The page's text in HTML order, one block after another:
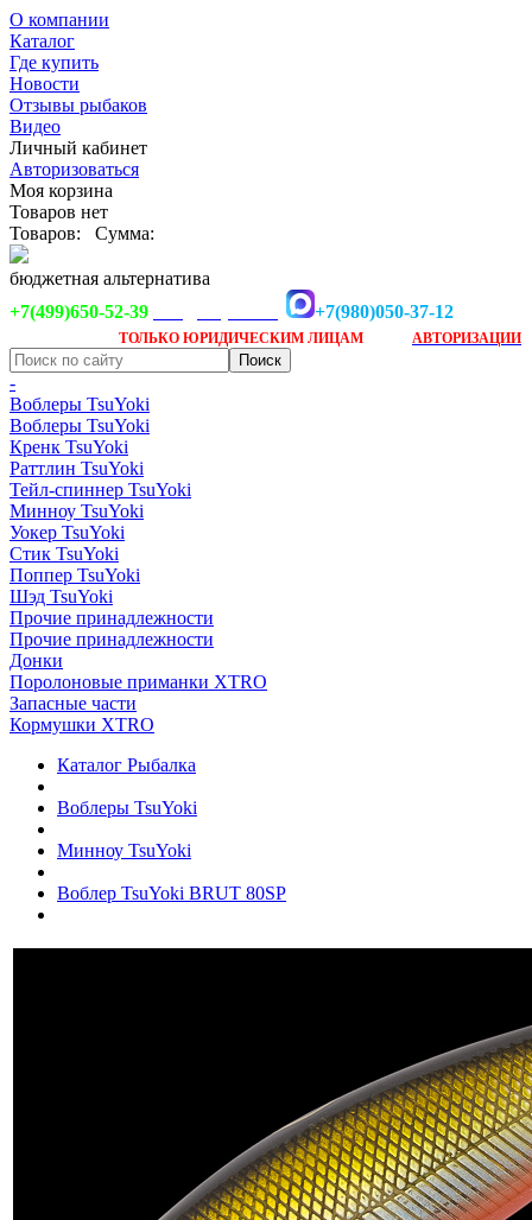
О компании
Каталог
Где купить
Новости
Отзывы рыбаков
Видео
Личный кабинет
Авторизоваться
Моя корзина
Товаров нет
Товаров:
Сумма:
бюджетная альтернатива
+7(499)650-52-39
+7(980)050-37-12
ТОЛЬКО ЮРИДИЧЕСКИМ ЛИЦАМ АВТОРИЗАЦИИ
-
Воблеры TsuYoki
Воблеры TsuYoki
Кренк TsuYoki
Раттлин TsuYoki
Тейл-спиннер TsuYoki
Минноу TsuYoki
Уокер TsuYoki
Стик TsuYoki
Поппер TsuYoki
Шэд TsuYoki
Прочие принадлежности
Прочие принадлежности
Донки
Поролоновые приманки XTRO
Запасные части
Кормушки XTRO
Каталог Рыбалка
Воблеры TsuYoki
Минноу TsuYoki
Воблер TsuYoki BRUT 80SP